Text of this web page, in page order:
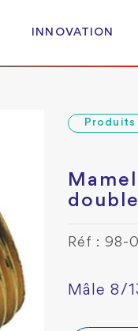
INNOVATION
Produits
Réf : 98-
Mâle 8/